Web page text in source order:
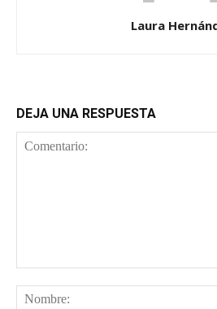
Laura
DEJA UNA RESPUESTA